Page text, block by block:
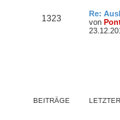
1323
Re:
von
BEITRÄGE